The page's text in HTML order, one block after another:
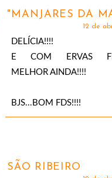
"MANJARES DA
12 de
DELÍCIA!!!!
E COM ERVAS
MELHOR AINDA!!!!
BJS...BOM FDS!!!!
SÃO RIBEIRO